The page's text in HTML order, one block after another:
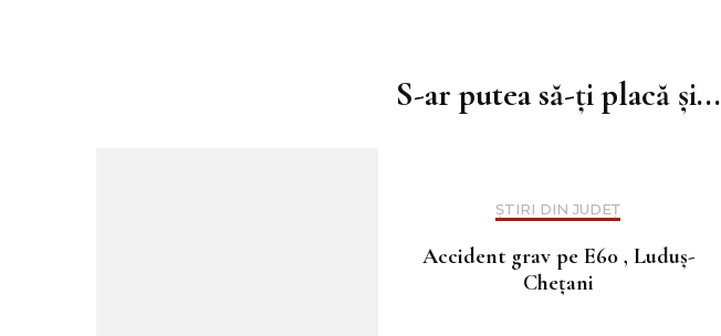
S-ar putea să-ți placă și...
ȘTIRI DIN JUDEȚ
Accident grav pe E60 , Luduș-
Chețani